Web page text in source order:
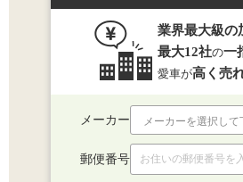
業界最大級の
最大12社の一
愛車が高く売
メーカー
郵便番号